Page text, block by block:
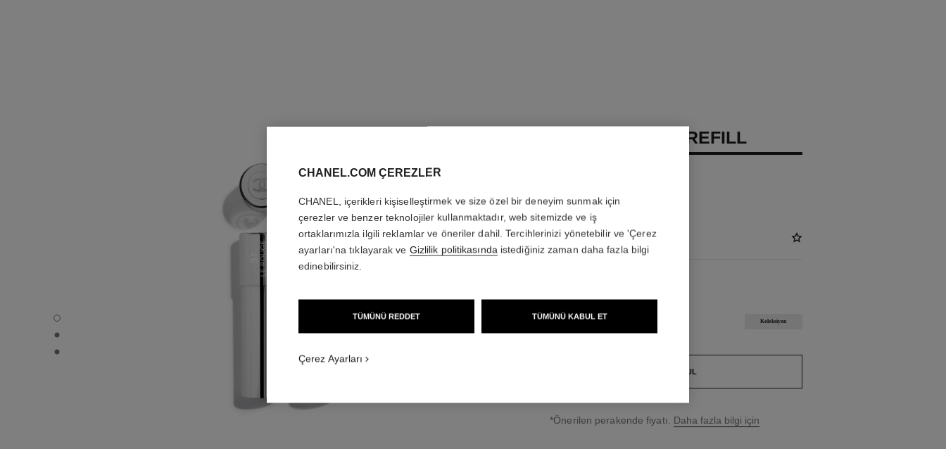
31 LE ROUGE – REFILL - Varsayılan görünüm
31 LE ROUGE – REFILL - Alternatif görünüm 1
31 LE ROUGE – REFILL - Temel doku görünümü
31 LE ROUGE – REFILL
Ref. 173846
4 800 TRY*
18 - ROUGE N°5 Kartuş Koleksiyon
BUTIK BUL
↩
*Önerilen perakende fiyatı. Daha fazla bilgi için
CHANEL.COM ÇEREZLER
CHANEL, içerikleri kişiselleştirmek ve size özel bir deneyim sunmak için
çerezler ve benzer teknolojiler kullanmaktadır, web sitemizde ve iş
ortaklarımızla ilgili reklamlar ve öneriler dahil. Tercihlerinizi yönetebilir ve 'Çerez
ayarları'na tıklayarak ve Gizlilik politikasındaistediğiniz zaman daha fazla bilgi
edinebilirsiniz.
TÜMÜNÜ REDDET TÜMÜNÜ KABUL ET
Çerez Ayarları